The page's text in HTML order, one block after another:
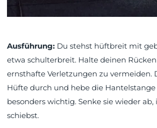
Ausführung: Du stehst hüftbreit mit
etwa schulterbreit. Halte deinen
ernsthafte Verletzungen zu vermeiden.
Hüfte durch und hebe die
besonders wichtig. Senke sie wieder
schiebst.